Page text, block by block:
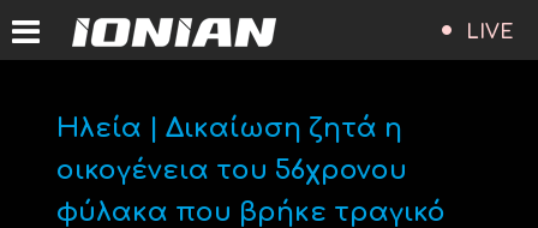
LIVE
Ηλεία | Δικαίωση ζητά η
οικογένεια του 56χρονου
φύλακα που βρήκε τραγικό